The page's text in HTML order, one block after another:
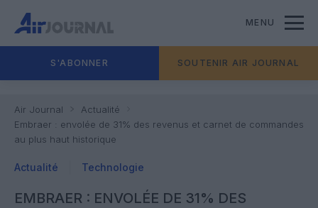
MENU
S'ABONNER SOUTENIR AIR JOURNAL
Air Journal
Actualité
Embraer : envolée de 31% des revenus et carnet de commandes
au plus haut historique
Actualité Technologie
EMBRAER : ENVOLÉE DE 31% DES